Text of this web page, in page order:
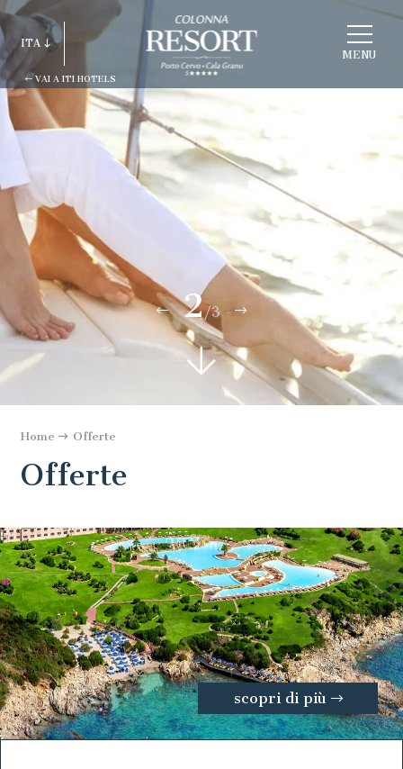
MENU
VAI A ITI HOTELS
ITA
ITA
FRA
SCEGLI
STRUTTURA
2/3
Home Offerte
Offerte
scopri di più